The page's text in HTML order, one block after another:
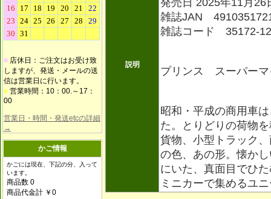
■ 店休日：ご注文はお受け致
しますが、発送・メールの送
信は営業日に行います。
■ 営業時間：10：00.～17：
00
営業日・時間・発送etcの詳細
→
かご情報
かごには現在、下記の分、入って
います。
商品数 0
商品代金計 ￥0
説明
発売日 2025年11月26
雑誌JAN
雑誌コード 35172-12
プリンス スーパー
昭和・平成の商用車
た。とりどりの荷物
貨物、小型トラック
の色、あの形。懐か
にいた、真面目でひ
ミニカーで集めるユ